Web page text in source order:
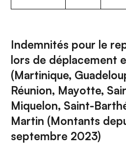
Indemnités pour le
lors de déplacement
(Martinique,
Réunion, Mayotte,
Miquelon, Saint-
Martin (Montants
septembre 2023)